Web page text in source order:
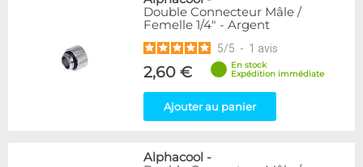
Double Connecteur Mâle /
Femelle 1/4" - Argent
5/5 - 1 avis
2,60 €
En stock
Expédition immédiate
Ajouter au panier
Alphacool -